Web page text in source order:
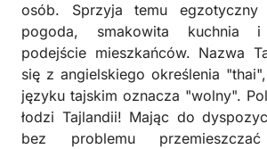
osób. Sprzyja temu egzotyczny
pogoda, smakowita kuchnia i
podejście mieszkańców. Nazwa
się z angielskiego określenia
języku tajskim oznacza "wolny".
łodzi Tajlandii! Mając do
bez problemu